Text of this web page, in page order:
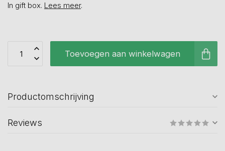
In gift box. Lees meer.
Toevoegen aan winkelwagen
Productomschrijving
Reviews